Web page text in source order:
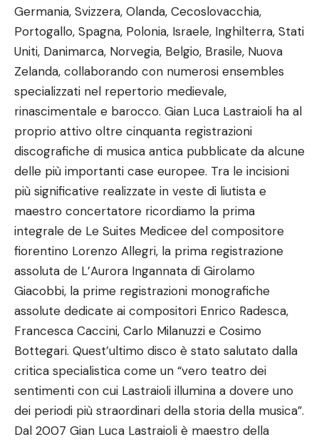
Germania, Svizzera, Olanda, Cecoslovacchia,
Portogallo, Spagna, Polonia, Israele, Inghilterra, Stati
Uniti, Danimarca, Norvegia, Belgio, Brasile, Nuova
Zelanda, collaborando con numerosi ensembles
specializzati nel repertorio medievale,
rinascimentale e barocco. Gian Luca Lastraioli ha al
proprio attivo oltre cinquanta registrazioni
discografiche di musica antica pubblicate da alcune
delle più importanti case europee. Tra le incisioni
più significative realizzate in veste di liutista e
maestro concertatore ricordiamo la prima
integrale de Le Suites Medicee del compositore
fiorentino Lorenzo Allegri, la prima registrazione
assoluta de L’Aurora Ingannata di Girolamo
Giacobbi, la prime registrazioni monografiche
assolute dedicate ai compositori Enrico Radesca,
Francesca Caccini, Carlo Milanuzzi e Cosimo
Bottegari. Quest’ultimo disco è stato salutato dalla
critica specialistica come un “vero teatro dei
sentimenti con cui Lastraioli illumina a dovere uno
dei periodi più straordinari della storia della musica”.
Dal 2007 Gian Luca Lastraioli è maestro della